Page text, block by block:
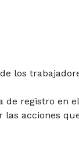
los
registro en
acciones